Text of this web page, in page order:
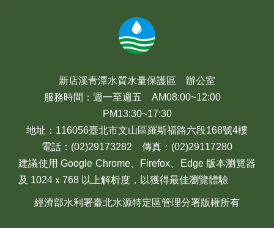
:::
新店溪青潭水質水量保護區 辦公室
服務時間：週一至週五 AM08:00~12:00
PM13:30~17:30
地址：116056臺北市文山區羅斯福路六段168號4樓
電話：(02)29173282 傳真：(02)29117280
建議使用 Google Chrome、Firefox、Edge 版本瀏覽器
及 1024ｘ768 以上解析度，以獲得最佳瀏覽體驗
經濟部水利署臺北水源特定區管理分署版權所有